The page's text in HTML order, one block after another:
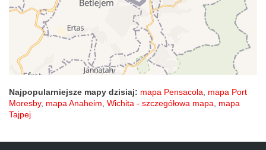
Najpopularniejsze mapy dzisiaj: mapa Pensacola, mapa Port
Moresby, mapa Anaheim, Wichita - szczegółowa mapa, mapa
Tajpej